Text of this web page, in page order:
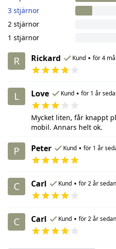
3 stjärnor
2 stjärnor
1 stjärnor
R Rickard Kund • för 4
L Love Kund • för 1 år
Mycket liten, får knappt
mobil. Annars helt ok.
P Peter Kund • för 1 år
C Carl Kund • för 2 år sedan
C Carl Kund • för 2 år sedan